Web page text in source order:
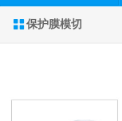
 保护膜模切